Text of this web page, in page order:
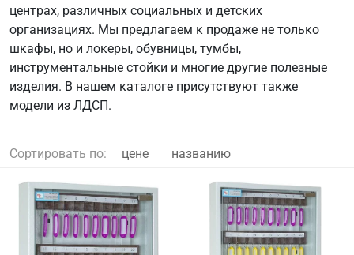
центрах, различных социальных и детских
организациях. Мы предлагаем к продаже не только
шкафы, но и локеры, обувницы, тумбы,
инструментальные стойки и многие другие полезные
изделия. В нашем каталоге присутствуют также
модели из ЛДСП.
Сортировать по: цене названию